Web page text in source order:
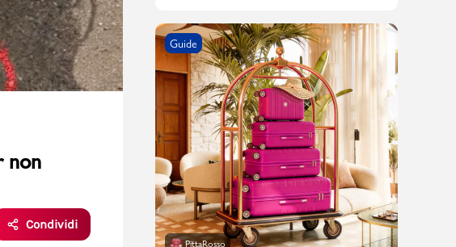
non
Condividi
Guide
PittaRosso